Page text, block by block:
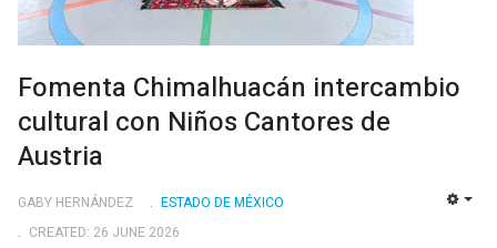
Fomenta Chimalhuacán intercambio
cultural con Niños Cantores de
Austria
GABY HERNÁNDEZ
ESTADO DE MÉXICO
CREATED: 26 JUNE 2026